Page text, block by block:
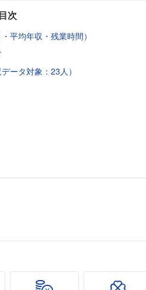
目次
平均年収・残業時間）
ータ対象：23人）